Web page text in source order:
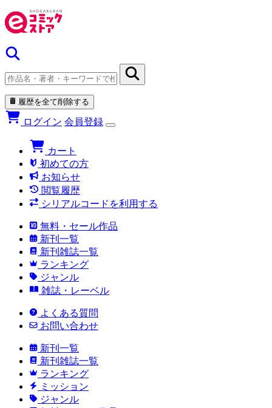
履歴を全て削除する
ログイン 会員登録
カート
初めての方
お知らせ
閲覧履歴
シリアルコードを利用する
無料・セール作品
新刊一覧
新刊雑誌一覧
ランキング
ジャンル
雑誌・レーベル
よくある質問
お問い合わせ
新刊一覧
新刊雑誌一覧
ランキング
ミッション
ジャンル